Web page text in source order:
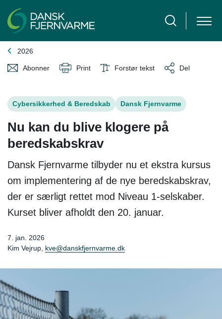
2026
Abonner Print Forstør tekst Del
Cybersikkerhed & Beredskab Dansk Fjernvarme
Nu kan du blive klogere på
beredskabskrav
Dansk Fjernvarme tilbyder nu et ekstra kursus
om implementering af de nye beredskabskrav,
der er særligt rettet mod Niveau 1-selskaber.
Kurset bliver afholdt den 20. januar.
7. jan. 2026
Kim Vejrup, kve@danskfjernvarme.dk